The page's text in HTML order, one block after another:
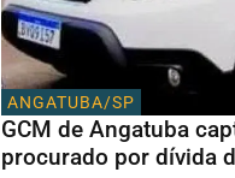
ANGATUBA/SP
GCM de Angatuba
procurado por dívida